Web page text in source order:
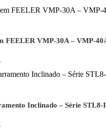
FEELER VMP-30A – VMP-
Inclinado – Série STL8-